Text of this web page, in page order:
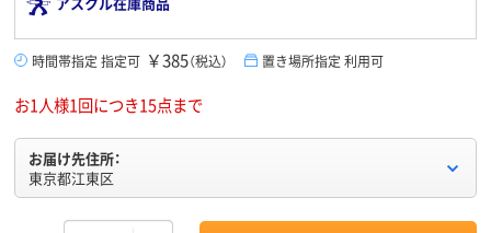
時間帯指定 指定可 ￥385（税込） 置き場所指定 利用可
お1人様1回につき15点まで
お届け先住所：
東京都江東区